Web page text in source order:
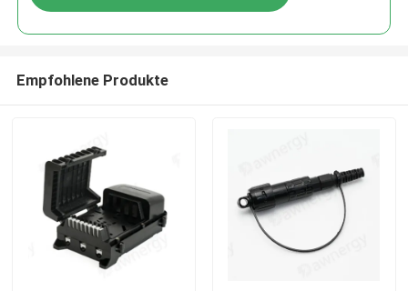
Empfohlene Produkte